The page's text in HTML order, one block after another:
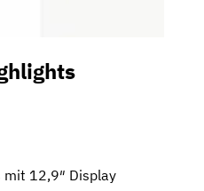
mit 12,9″ Display